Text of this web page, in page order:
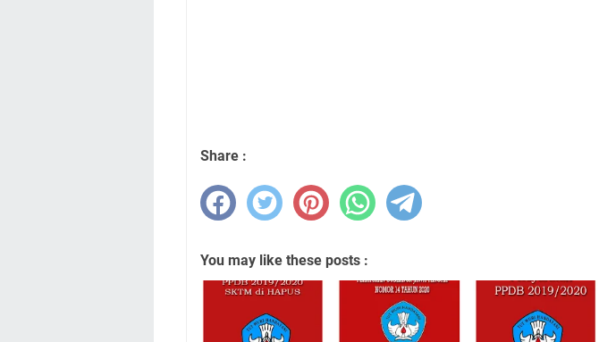
Share :
You may like these posts :